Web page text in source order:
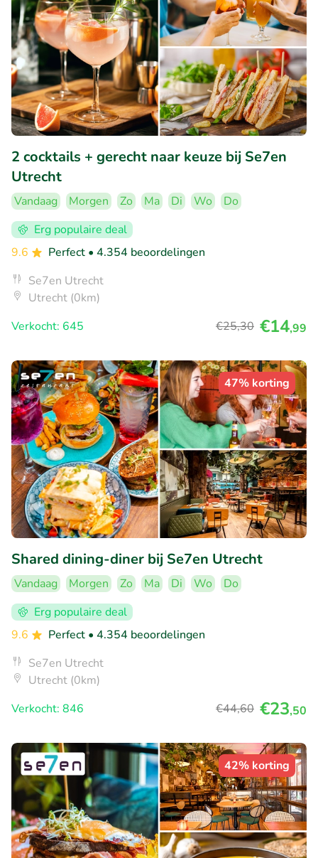
2 cocktails + gerecht naar keuze bij Se7en
Utrecht
Vandaag Morgen Zo Ma Di Wo
Do
Erg populaire deal
9.6
Perfect • 4.354 beoordelingen
Se7en Utrecht
Utrecht (0km)
Verkocht: 645
€25,30 €14,99
47% korting
Shared dining-diner bij Se7en Utrecht
Vandaag Morgen Zo Ma Di Wo
Do
Erg populaire deal
9.6
Perfect • 4.354 beoordelingen
Se7en Utrecht
Utrecht (0km)
Verkocht: 846
€44,60 €23,50
42% korting